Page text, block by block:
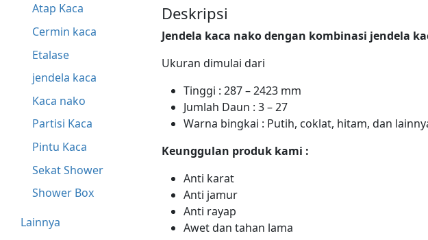
Atap Kaca
Cermin kaca
Etalase
jendela kaca
Kaca nako
Partisi Kaca
Pintu Kaca
Sekat Shower
Shower Box
Lainnya
Deskripsi
Jendela kaca nako dengan kombinasi jendela
Ukuran dimulai dari
Tinggi : 287 – 2423 mm
Jumlah Daun : 3 – 27
Warna bingkai : Putih, coklat, hitam, dan
Keunggulan produk kami :
Anti karat
Anti jamur
Anti rayap
Awet dan tahan lama